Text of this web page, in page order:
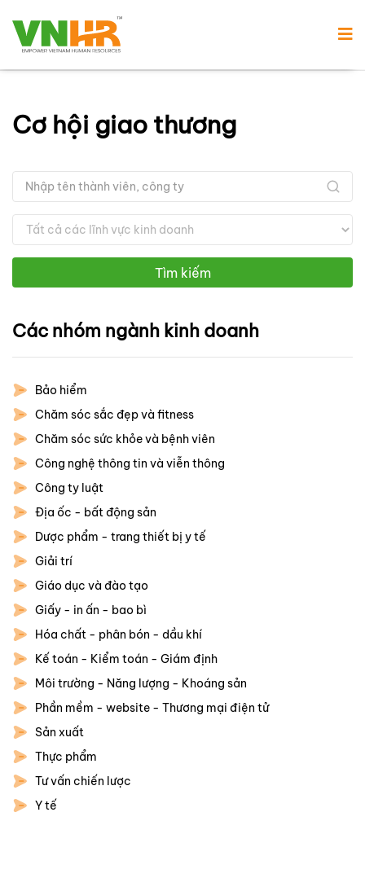
Cơ hội giao thương
Tìm kiếm
Các nhóm ngành kinh doanh
Bảo hiểm
Chăm sóc sắc đẹp và fitness
Chăm sóc sức khỏe và bệnh viên
Công nghệ thông tin và viễn thông
Công ty luật
Địa ốc - bất động sản
Dược phẩm - trang thiết bị y tế
Giải trí
Giáo dục và đào tạo
Giấy - in ấn - bao bì
Hóa chất - phân bón - dầu khí
Kế toán - Kiểm toán - Giám định
Môi trường - Năng lượng - Khoáng sản
Phần mềm - website - Thương mại điện tử
Sản xuất
Thực phẩm
Tư vấn chiến lược
Y tế